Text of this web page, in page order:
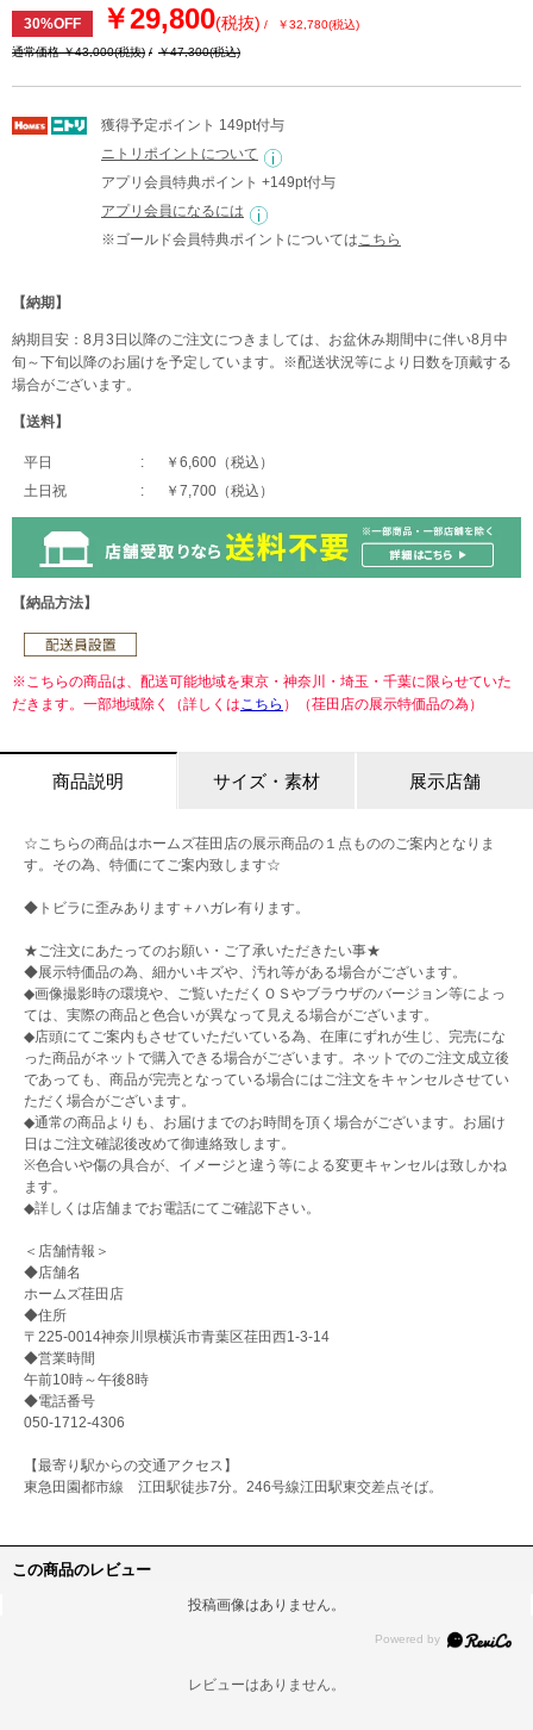
30%OFF ￥29,800(税抜) ￥32,780(税込)
通常価格 ￥43,000(税抜) ￥47,300(税込)
獲得予定ポイント 149pt付与
ニトリポイントについて
アプリ会員特典ポイント +149pt付与
アプリ会員になるには
※ゴールド会員特典ポイントについては こちら
【納期】
納期目安：8月3日以降のご注文につきましては、お盆休み期間中に伴い8月中
旬～下旬以降のお届けを予定しています。※配送状況等により日数を頂戴する
場合がございます。
【送料】
平日
￥6,600（税込）
土日祝
￥7,700（税込）
【納品方法】
※こちらの商品は、配送可能地域を東京・神奈川・埼玉・千葉に限らせていた
だきます。一部地域除く（詳しくはこちら ）（荏田店の展示特価品の為）
商品説明 サイズ・素材 展示店舗
☆こちらの商品はホームズ荏田店の展示商品の１点もののご案内となりま
す。その為、特価にてご案内致します☆
◆トビラに歪みあります＋ハガレ有ります。
★ご注文にあたってのお願い・ご了承いただきたい事★
◆展示特価品の為、細かいキズや、汚れ等がある場合がございます。
◆画像撮影時の環境や、ご覧いただくＯＳやブラウザのバージョン等によっ
ては、実際の商品と色合いが異なって見える場合がございます。
◆店頭にてご案内もさせていただいている為、在庫にずれが生じ、完売にな
った商品がネットで購入できる場合がございます。ネットでのご注文成立後
であっても、商品が完売となっている場合にはご注文をキャンセルさせてい
ただく場合がございます。
◆通常の商品よりも、お届けまでのお時間を頂く場合がございます。お届け
日はご注文確認後改めて御連絡致します。
※色合いや傷の具合が、イメージと違う等による変更キャンセルは致しかね
ます。
◆詳しくは店舗までお電話にてご確認下さい。
＜店舗情報＞
◆店舗名
ホームズ荏田店
◆住所
〒225-0014神奈川県横浜市青葉区荏田西1-3-14
◆営業時間
午前10時～午後8時
◆電話番号
050-1712-4306
【最寄り駅からの交通アクセス】
東急田園都市線 江田駅徒歩7分。246号線江田駅東交差点そば。
この商品のレビュー
投稿画像はありません。
レビューはありません。